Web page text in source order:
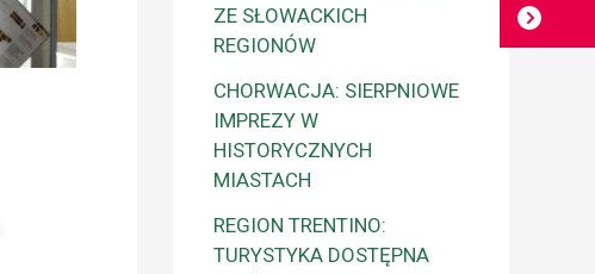
ZE SŁOWACKICH
REGIONÓW
CHORWACJA: SIERPNIOWE
IMPREZY W
HISTORYCZNYCH
MIASTACH
REGION TRENTINO:
TURYSTYKA DOSTĘPNA